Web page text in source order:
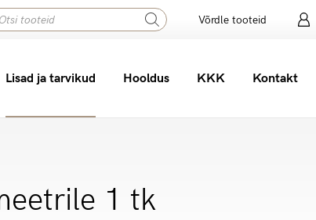
Võrdle tooteid
Lisad ja tarvikud Hooldus KKK Kontakt
1 tk